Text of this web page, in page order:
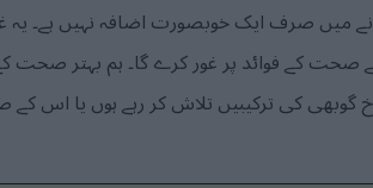
میں صرف ایک خوبصورت اضافہ نہیں ہے۔ یہ
کے فوائد پر غور کرے گا۔ ہم بہتر صحت
گوبھی کی ترکیبیں تلاش کر رہے ہوں یا اس کے